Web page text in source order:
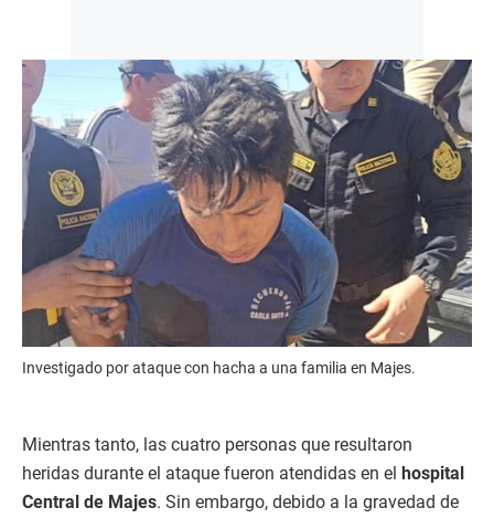
Investigado por ataque con hacha a una familia en Majes.
Mientras tanto, las cuatro personas que resultaron
heridas durante el ataque fueron atendidas en el hospital
Central de Majes. Sin embargo, debido a la gravedad de